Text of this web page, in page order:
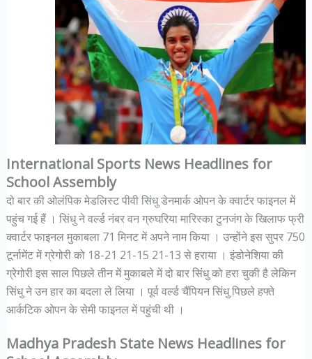
International Sports News Headlines for
School Assembly
दो बार की ओलंपिक मेडलिस्ट पीवी सिंधु डेनमार्क ओपन के क्वार्टर फाइनल में
पहुंच गई हैं । सिंधु ने वर्ल्ड नंबर वन ग्रुघरिया मारिस्का टुनजंग के खिलाफ फ्री
क्वार्टर फाइनल मुकाबला 71 मिनट में अपने नाम किया । उन्होंने इस सुपर 750
टूर्नामेंट में ग्रेगोरी को 18-21 21-15 21-13 से हराया । इंडोनेशिया की
ग्रेगोरी इस साल पिछले तीन में मुकाबले में दो बार सिंधु को हरा चुकी है लेकिन
सिंधु ने उन हार का बदला ले लिया । पूर्व वर्ल्ड चैंपियन सिंधु पिछले हफ्ते
आर्कटिक ओपन के सेमी फाइनल में पहुंची थी ।
Madhya Pradesh State News Headlines for